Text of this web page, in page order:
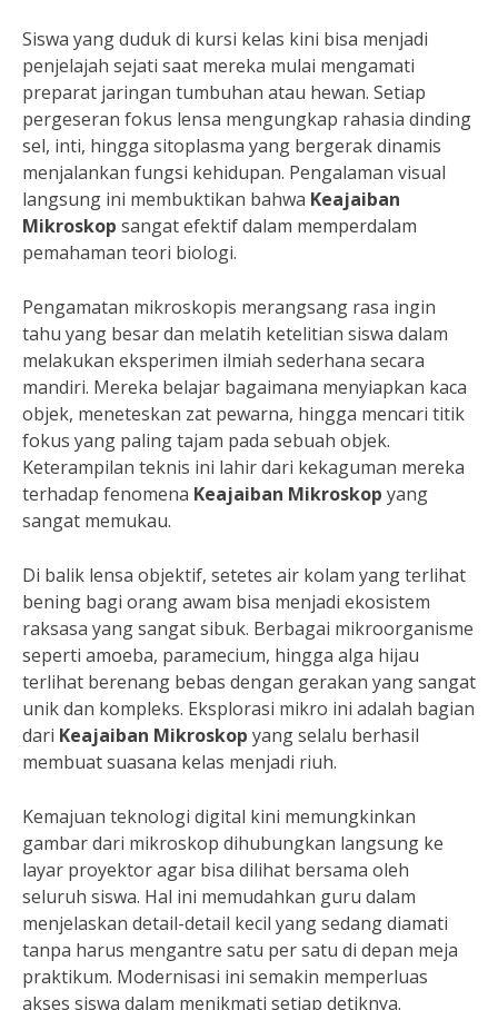
Siswa yang duduk di kursi kelas kini bisa menjadi
penjelajah sejati saat mereka mulai mengamati
preparat jaringan tumbuhan atau hewan. Setiap
pergeseran fokus lensa mengungkap rahasia dinding
sel, inti, hingga sitoplasma yang bergerak dinamis
menjalankan fungsi kehidupan. Pengalaman visual
langsung ini membuktikan bahwa Keajaiban
Mikroskop sangat efektif dalam memperdalam
pemahaman teori biologi.
Pengamatan mikroskopis merangsang rasa ingin
tahu yang besar dan melatih ketelitian siswa dalam
melakukan eksperimen ilmiah sederhana secara
mandiri. Mereka belajar bagaimana menyiapkan kaca
objek, meneteskan zat pewarna, hingga mencari titik
fokus yang paling tajam pada sebuah objek.
Keterampilan teknis ini lahir dari kekaguman mereka
terhadap fenomena Keajaiban Mikroskop yang
sangat memukau.
Di balik lensa objektif, setetes air kolam yang terlihat
bening bagi orang awam bisa menjadi ekosistem
raksasa yang sangat sibuk. Berbagai mikroorganisme
seperti amoeba, paramecium, hingga alga hijau
terlihat berenang bebas dengan gerakan yang sangat
unik dan kompleks. Eksplorasi mikro ini adalah bagian
dari Keajaiban Mikroskop yang selalu berhasil
membuat suasana kelas menjadi riuh.
Kemajuan teknologi digital kini memungkinkan
gambar dari mikroskop dihubungkan langsung ke
layar proyektor agar bisa dilihat bersama oleh
seluruh siswa. Hal ini memudahkan guru dalam
menjelaskan detail-detail kecil yang sedang diamati
tanpa harus mengantre satu per satu di depan meja
praktikum. Modernisasi ini semakin memperluas
akses siswa dalam menikmati setiap detiknya.